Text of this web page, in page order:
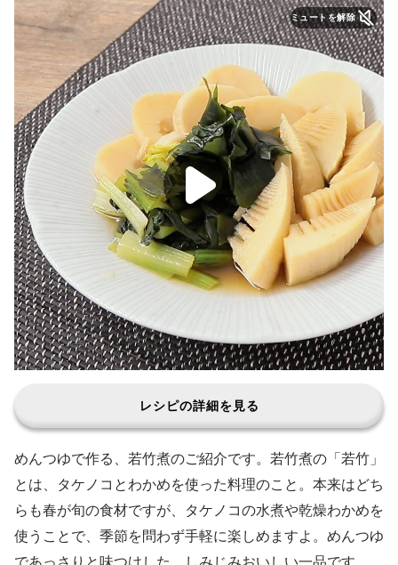
ミュートを解除
レシピの詳細を見る
めんつゆで作る、若竹煮のご紹介です。若竹煮の「若竹」
とは、タケノコとわかめを使った料理のこと。本来はどち
らも春が旬の食材ですが、タケノコの水煮や乾燥わかめを
使うことで、季節を問わず手軽に楽しめますよ。めんつゆ
であっさりと味つけした、しみじみおいしい一品です。